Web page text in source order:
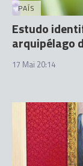
PAÍS
Estudo
arquipélago
17 Mai 20:14